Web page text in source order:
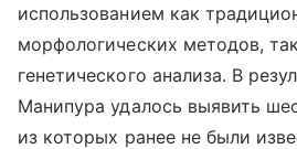
использованием как
морфологических методов,
генетического анализа. В
Манипура удалось выявить
из которых ранее не были